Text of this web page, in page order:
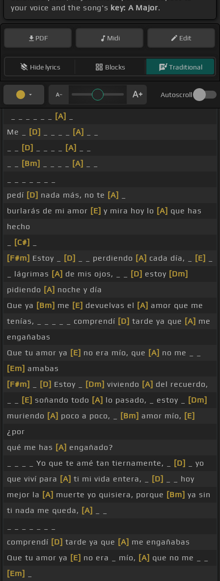
your voice and the song's key: A Major.
PDF Midi Edit
Hide lyrics Blocks Traditional
Autoscroll
[A]
Me _
[D] [A]
[D] [A]
[Bm] [A]
pedí [D] nada más, no te [A]
burlarás de mi amor [E] y mira hoy lo [A] que has
hecho
[C#]
[F#m] Estoy _ [D] _ _ perdiendo [A] cada día, _ [E]
_ lágrimas [A] de mis ojos, _ _ [D] estoy [Dm]
pidiendo [A] noche y día
Que ya [Bm] me [E] devuelvas el [A] amor que me
tenías, _ _ _ _ _ comprendí [D] tarde ya que [A] me
engañabas
Que tu amor ya [E] no era mío, que [A] no me _ _
[Em] amabas
[F#m]
[D] Estoy _ [Dm] viviendo [A] del recuerdo,
[E] soñando todo [A] lo pasado, _ estoy _
[Dm]
muriendo [A] poco a poco, _ [Bm] amor mío, [E]
¿por
qué me has [A] engañado?
_ _ _ _ Yo que te amé tan tiernamente, _
[D]
_ yo
que viví para [A] ti mi vida entera, _ [D]
_ _ hoy
mejor la [A] muerte yo quisiera, porque [Bm] ya sin
ti nada me queda, [A]
comprendí [D] tarde ya que [A] me engañabas
Que tu amor ya [E] no era _ mío, [A] que no me _ _
[Em]